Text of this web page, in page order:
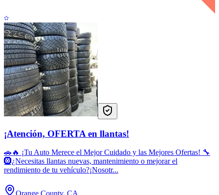
¡Atención, OFERTA en llantas!
🚗🔥 ¡Tu Auto Merece el Mejor Cuidado y las Mejores Ofertas! 🔧
🛞¿Necesitas llantas nuevas, mantenimiento o mejorar el
rendimiento de tu vehículo?¡Nosotr...